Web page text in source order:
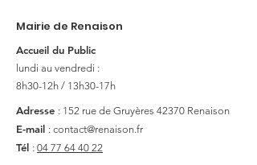
Mairie de Renaison
Accueil du Public
lundi au vendredi :
8h30-12h / 13h30-17h
Adresse : 152 rue de Gruyères 42370 Renaison
E-mail : contact@renaison.fr
Tél : 04 77 64 40 22